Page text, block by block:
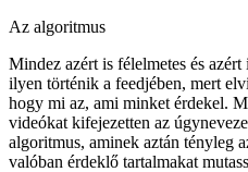
Az algoritmus
Mindez azért is félelmetes és
ilyen történik a feedjében, mert
hogy mi az, ami minket érdekel.
videókat kifejezetten az
algoritmus, aminek aztán tényleg
valóban érdeklő tartalmakat